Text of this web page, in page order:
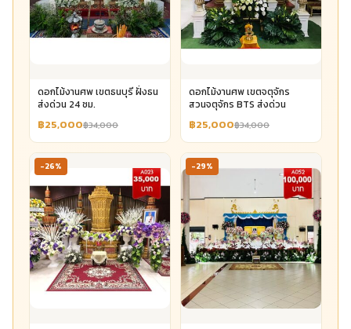
ดอกไม้งานศพ เขตธนบุรี ฝั่งธน
ส่งด่วน 24 ชม.
฿25,000฿34,000
ดอกไม้งานศพ เขตจตุจักร
สวนจตุจักร BTS ส่งด่วน
฿25,000฿34,000
-26% -29%